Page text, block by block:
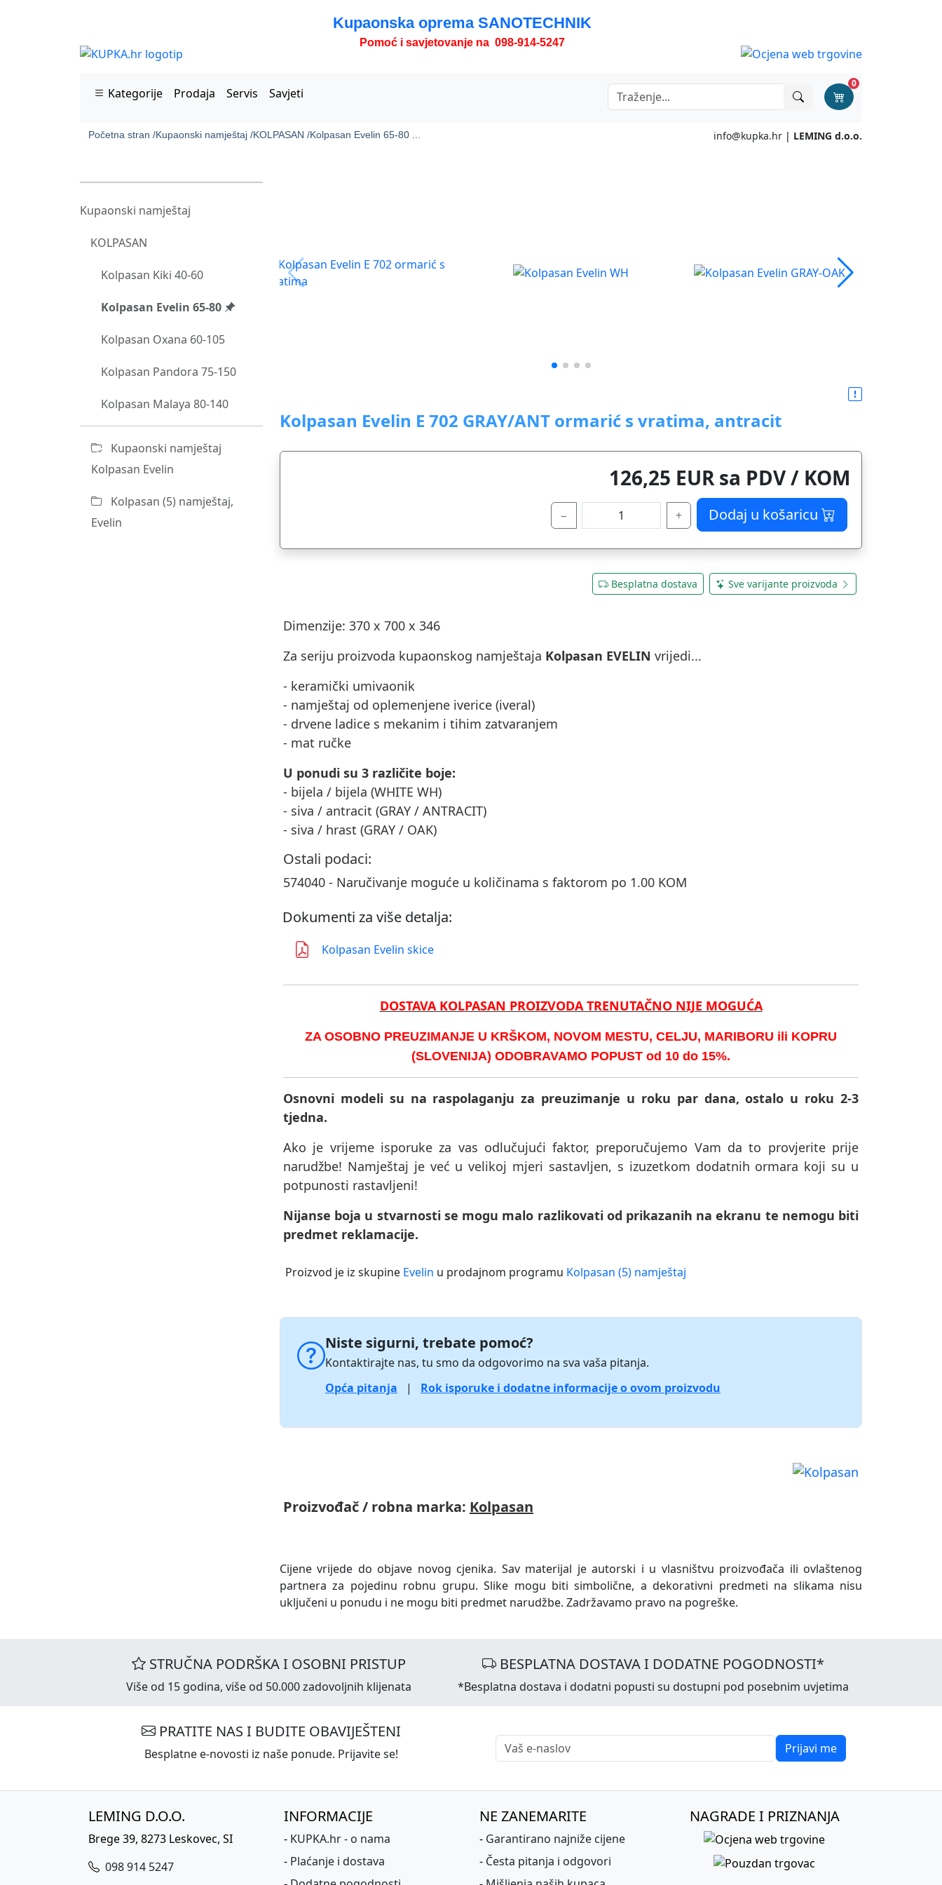
Kupaonska oprema SANOTECHNIK
Pomoć i savjetovanje na 098-914-5247
Kategorije Prodaja Servis Savjeti
0
Početna stran /Kupaonski namještaj /KOLPASAN /Kolpasan Evelin 65-80 ... info@kupka.hr | LEMING d.o.o.
Kupaonski namještaj
KOLPASAN
Kolpasan Kiki 40-60
Kolpasan Evelin 65-80
Kolpasan Oxana 60-105
Kolpasan Pandora 75-150
Kolpasan Malaya 80-140
Kupaonski namještaj
Kolpasan Evelin
Kolpasan (5) namještaj,
Evelin
Kolpasan Evelin E 702 GRAY/ANT ormarić s vratima, antracit
126,25 EUR sa PDV / KOM
− + Dodaj u košaricu
Besplatna dostava Sve varijante proizvoda
Dimenzije: 370 x 700 x 346
Za seriju proizvoda kupaonskog namještaja Kolpasan EVELIN vrijedi...
- keramički umivaonik
- namještaj od oplemenjene iverice (iveral)
- drvene ladice s mekanim i tihim zatvaranjem
- mat ručke
U ponudi su 3 različite boje:
- bijela / bijela (WHITE WH)
- siva / antracit (GRAY / ANTRACIT)
- siva / hrast (GRAY / OAK)
Ostali podaci:
574040 - Naručivanje moguće u količinama s faktorom po 1.00 KOM
Dokumenti za više detalja:
Kolpasan Evelin skice
DOSTAVA KOLPASAN PROIZVODA TRENUTAČNO NIJE MOGUĆA
ZA OSOBNO PREUZIMANJE U KRŠKOM, NOVOM MESTU, CELJU, MARIBORU ili KOPRU
(SLOVENIJA) ODOBRAVAMO POPUST od 10 do 15%.
Osnovni modeli su na raspolaganju za preuzimanje u roku par dana, ostalo u roku 2-3
tjedna.
Ako je vrijeme isporuke za vas odlučujući faktor, preporučujemo Vam da to provjerite prije
narudžbe! Namještaj je već u velikoj mjeri sastavljen, s izuzetkom dodatnih ormara koji su u
potpunosti rastavljeni!
Nijanse boja u stvarnosti se mogu malo razlikovati od prikazanih na ekranu te nemogu biti
predmet reklamacije.
Proizvod je iz skupine Evelin u prodajnom programu Kolpasan (5) namještaj
Niste sigurni, trebate pomoć?
Kontaktirajte nas, tu smo da odgovorimo na sva vaša pitanja.
Opća pitanja
| Rok isporuke i dodatne informacije o ovom proizvodu
Proizvođač / robna marka: Kolpasan
Cijene vrijede do objave novog cjenika. Sav materijal je autorski i u vlasništvu proizvođača ili ovlaštenog
partnera za pojedinu robnu grupu. Slike mogu biti simbolične, a dekorativni predmeti na slikama nisu
uključeni u ponudu i ne mogu biti predmet narudžbe. Zadržavamo pravo na pogreške.
STRUČNA PODRŠKA I OSOBNI PRISTUP
Više od 15 godina, više od 50.000 zadovoljnih klijenata
BESPLATNA DOSTAVA I DODATNE POGODNOSTI*
*Besplatna dostava i dodatni popusti su dostupni pod posebnim uvjetima
PRATITE NAS I BUDITE OBAVIJEŠTENI
Besplatne e-novosti iz naše ponude. Prijavite se! Prijavi me
LEMING D.O.O.
Brege 39, 8273 Leskovec, SI
098 914 5247
INFORMACIJE
- KUPKA.hr - o nama
- Plaćanje i dostava
NE ZANEMARITE
- Garantirano najniže cijene
- Česta pitanja i odgovori
NAGRADE I PRIZNANJA